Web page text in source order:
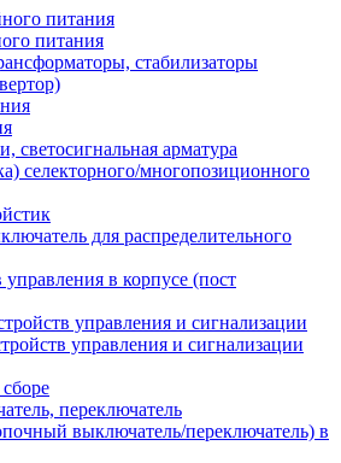
питания
питания
стабилизаторы
светосигнальная арматура
селекторного/многопозиционного
для распределительного
в корпусе (пост
управления и сигнализации
управления и сигнализации
переключатель
выключатель/переключатель) в